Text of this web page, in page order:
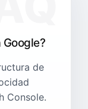
de
Console.